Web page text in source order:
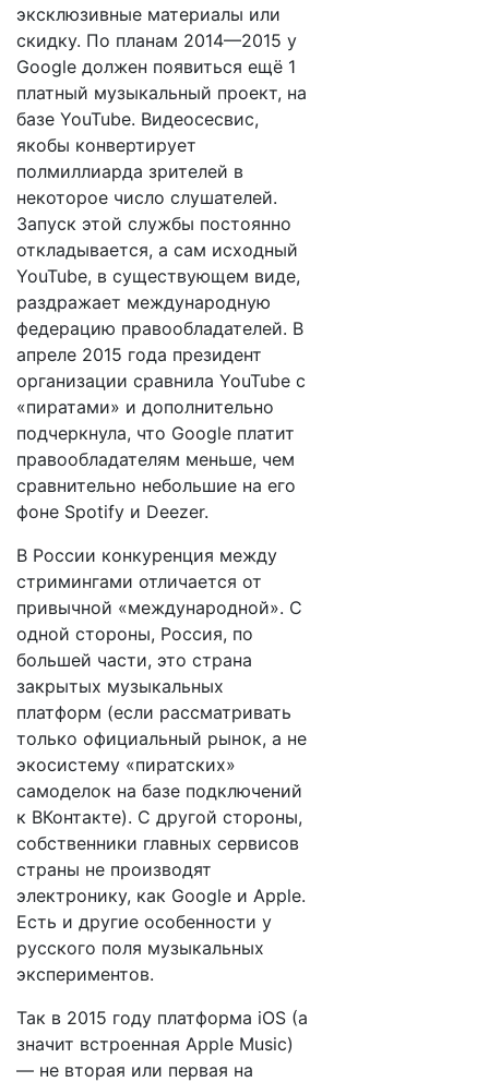
эксклюзивные материалы или
скидку. По планам 2014—2015 у
Google должен появиться ещё 1
платный музыкальный проект, на
базе YouTube. Видеосесвис,
якобы конвертирует
полмиллиарда зрителей в
некоторое число слушателей.
Запуск этой службы постоянно
откладывается, а сам исходный
YouTube, в существующем виде,
раздражает международную
федерацию правообладателей. В
апреле 2015 года президент
организации сравнила YouTube с
«пиратами» и дополнительно
подчеркнула, что Google платит
правообладателям меньше, чем
сравнительно небольшие на его
фоне Spotify и Deezer.
В России конкуренция между
стримингами отличается от
привычной «международной». С
одной стороны, Россия, по
большей части, это страна
закрытых музыкальных
платформ (если рассматривать
только официальный рынок, а не
экосистему «пиратских»
самоделок на базе подключений
к ВКонтакте). С другой стороны,
собственники главных сервисов
страны не производят
электронику, как Google и Apple.
Есть и другие особенности у
русского поля музыкальных
экспериментов.
Так в 2015 году платформа iOS (а
значит встроенная Apple Music)
— не вторая или первая на